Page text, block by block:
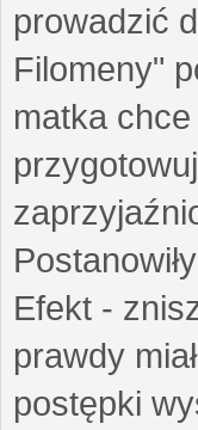
prowadzić
Filomeny"
matka
Efekt -
prawdy
postępki